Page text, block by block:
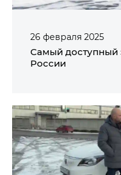
26 февраля 2025
Самый доступный
России